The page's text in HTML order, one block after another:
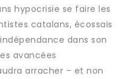
hypocrisie se faire les
catalans, écossais
dans son
avancées
arracher – et non